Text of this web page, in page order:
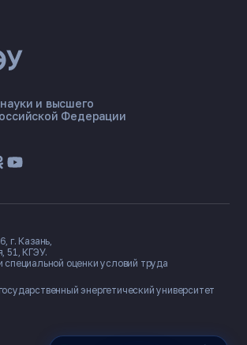
ЭНЕРГОКОД — ПОМОЩНИК КГЭУ
📋 Приёмная комиссия
и высшего
Федерации
энергетический университет
г. Казань,
51, КГЭУ.
специальной оценки условий труда